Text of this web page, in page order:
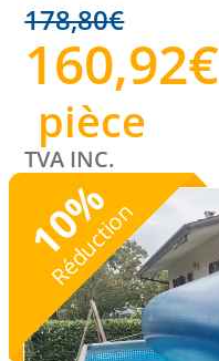
178,80€
160,92€
pièce
TVA INC.
10
%
Réduction